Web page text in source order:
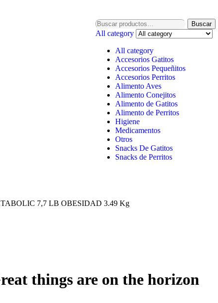
Buscar
All category
All category
Accesorios Gatitos
Accesorios Pequeñitos
Accesorios Perritos
Alimento Aves
Alimento Conejitos
Alimento de Gatitos
Alimento de Perritos
Higiene
Medicamentos
Otros
Snacks De Gatitos
Snacks de Perritos
7,7 LB OBESIDAD 3.49 Kg
things are on the horizon